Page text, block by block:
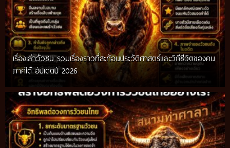
เรื่องเล่าวัวชน รวมเรื่องราวที่สะท้อนประวัติศาสตร์และวิถีชีวิตของคน
ภาคใต้ อัปเดตปี 2026